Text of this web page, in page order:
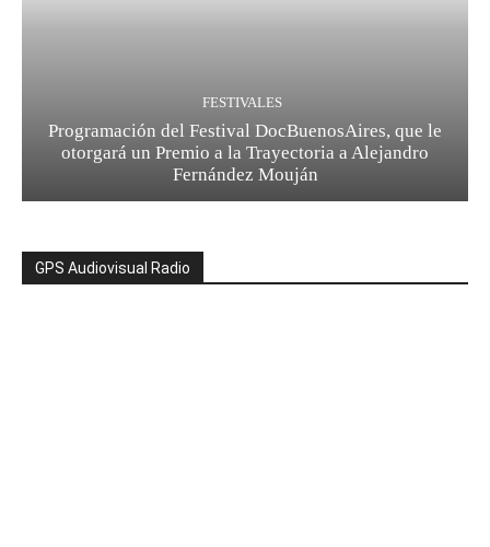
FESTIVALES
Programación del Festival DocBuenosAires, que le
otorgará un Premio a la Trayectoria a Alejandro
Fernández Mouján
GPS Audiovisual Radio